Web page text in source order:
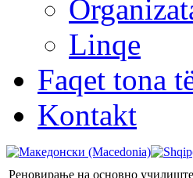
Linqe
Faqet tona
Kontakt
Реновирање на основно